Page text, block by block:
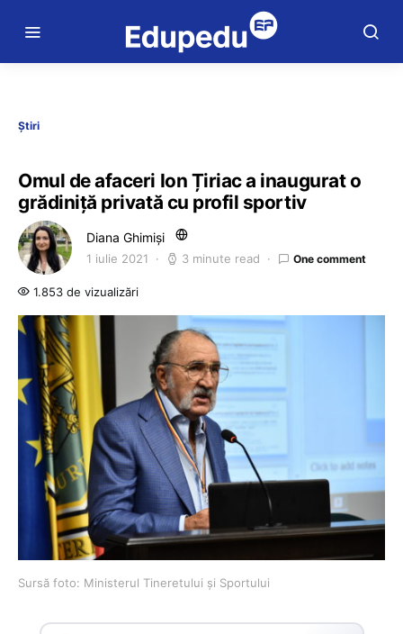
Știri
Omul de afaceri Ion Țiriac a inaugurat o
grădiniță privată cu profil sportiv
Diana Ghimiși
1 iulie 2021 3 minute read One comment
1.853 de vizualizări
Sursă foto: Ministerul Tineretului și Sportului